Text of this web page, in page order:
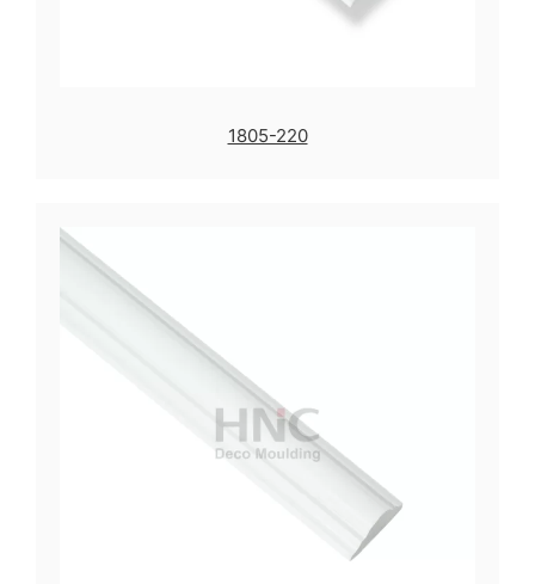
1805-220